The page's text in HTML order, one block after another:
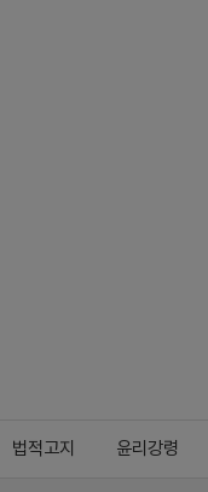
법적고지 윤리강령